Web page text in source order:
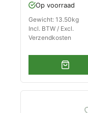
Op voorraad
Gewicht: 13.50kg
Incl. BTW / Excl.
Verzendkosten